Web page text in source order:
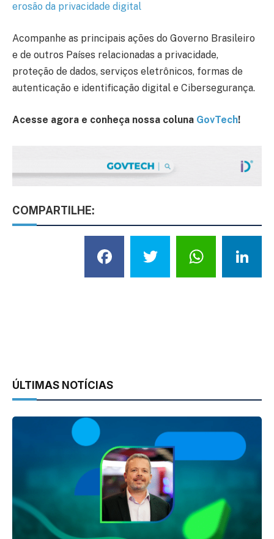
erosão da privacidade digital
Acompanhe as principais ações do Governo Brasileiro
e de outros Países relacionadas a privacidade,
proteção de dados, serviços eletrônicos, formas de
autenticação e identificação digital e Cibersegurança.
Acesse agora e conheça nossa coluna GovTech!
COMPARTILHE:
Facebook
Twitter
ÚLTIMAS NOTÍCIAS